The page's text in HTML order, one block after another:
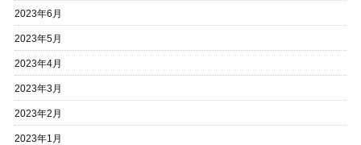
2023年6月
2023年5月
2023年4月
2023年3月
2023年2月
2023年1月